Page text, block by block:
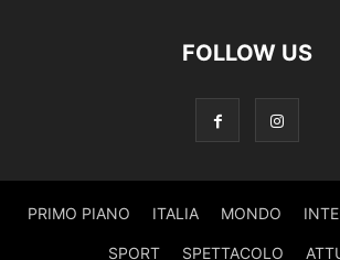
FOLLOW US
PRIMO PIANO ITALIA MONDO
SPORT SPETTACOLO